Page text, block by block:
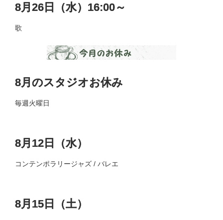
8月26日（水）16:00～
歌
8月のスタジオお休み
毎週火曜日
8月12日（水）
コンテンポラリージャズ / バレエ
8月15日（土）